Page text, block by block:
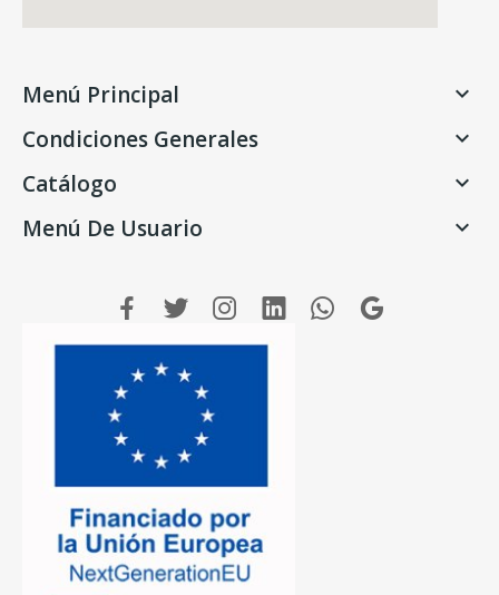
Menú Principal 
Condiciones Generales 
Catálogo 
Menú De Usuario 